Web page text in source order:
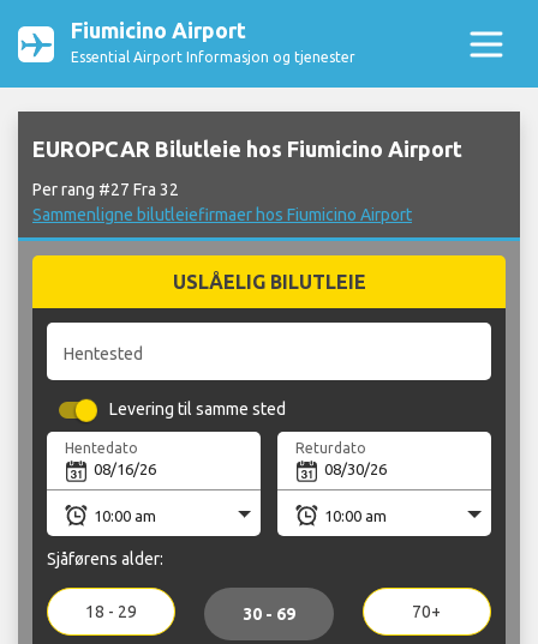
Fiumicino Airport
Essential Airport Informasjon og tjenester
EUROPCAR Bilutleie hos Fiumicino Airport
Per rang #27 Fra 32
Sammenligne bilutleiefirmaer hos Fiumicino Airport
USLÅELIG BILUTLEIE
Hentested
Levering til samme sted
Hentedato Returdato
Sjåførens alder:
18 - 29 30 - 69 70+